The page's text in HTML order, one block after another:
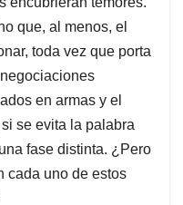
que, al menos, el
toda vez que porta
en armas y el
se evita la palabra
fase distinta. ¿Pero
cada uno de estos